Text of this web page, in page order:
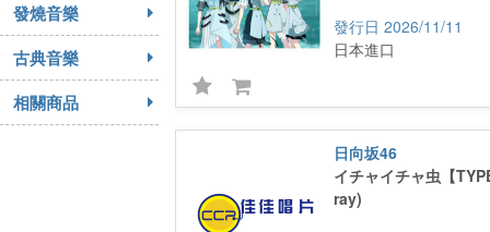
發燒音樂
古典音樂
相關商品
2026/11/11
日本進口
日向坂46
イチャイチャ虫【
ray)